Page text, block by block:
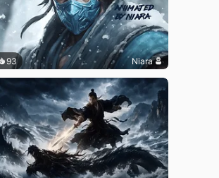
93 Niara